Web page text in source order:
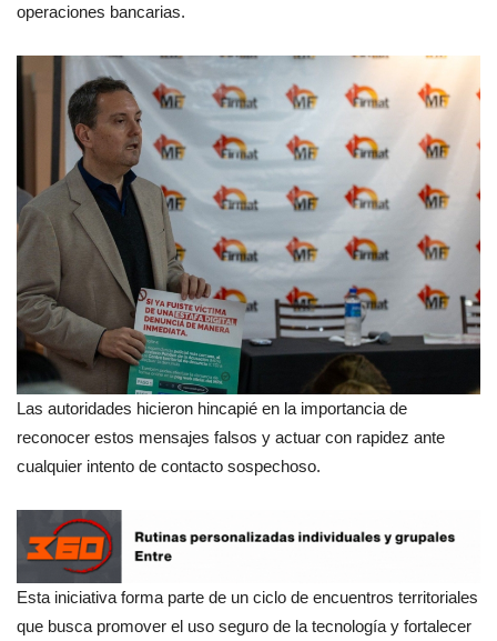
operaciones bancarias.
Las autoridades hicieron hincapié en la importancia de
reconocer estos mensajes falsos y actuar con rapidez ante
cualquier intento de contacto sospechoso.
Esta iniciativa forma parte de un ciclo de encuentros territoriales
que busca promover el uso seguro de la tecnología y fortalecer